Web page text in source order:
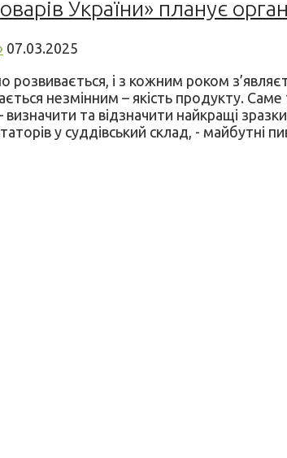
України» планує
07.03.2025
розвивається, і з кожним роком
незмінним – якість продукту. Саме
та відзначити найкращі
у суддівський склад, - майбутні